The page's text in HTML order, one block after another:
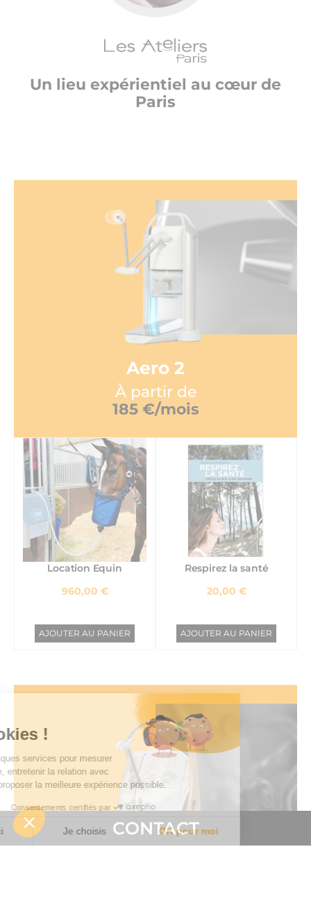
Un lieu expérientiel au cœur de
Paris
Aero 2
À partir de
185 €/mois
Location Equin
960,00 €
AJOUTER AU PANIER
Respirez la santé
20,00 €
AJOUTER AU PANIER
CONTACT